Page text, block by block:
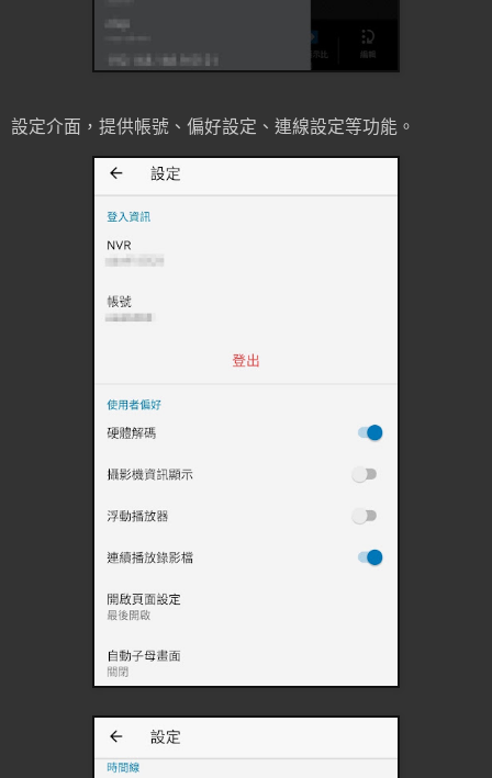
設定介面，提供帳號、偏好設定、連線設定等功能。